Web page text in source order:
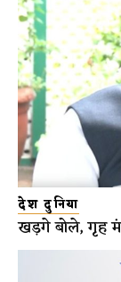
देश दुनिया
खड़गे बोले, गृह